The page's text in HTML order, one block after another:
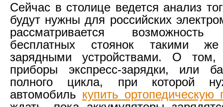
Сейчас в столице ведется анализ
будут нужны для российских
рассматривается возможность
бесплатных стоянок такими же
зарядными устройствами. О
приборы экспресс-зарядки, или
полного цикла, при которой
автомобиль купить ортопедическую